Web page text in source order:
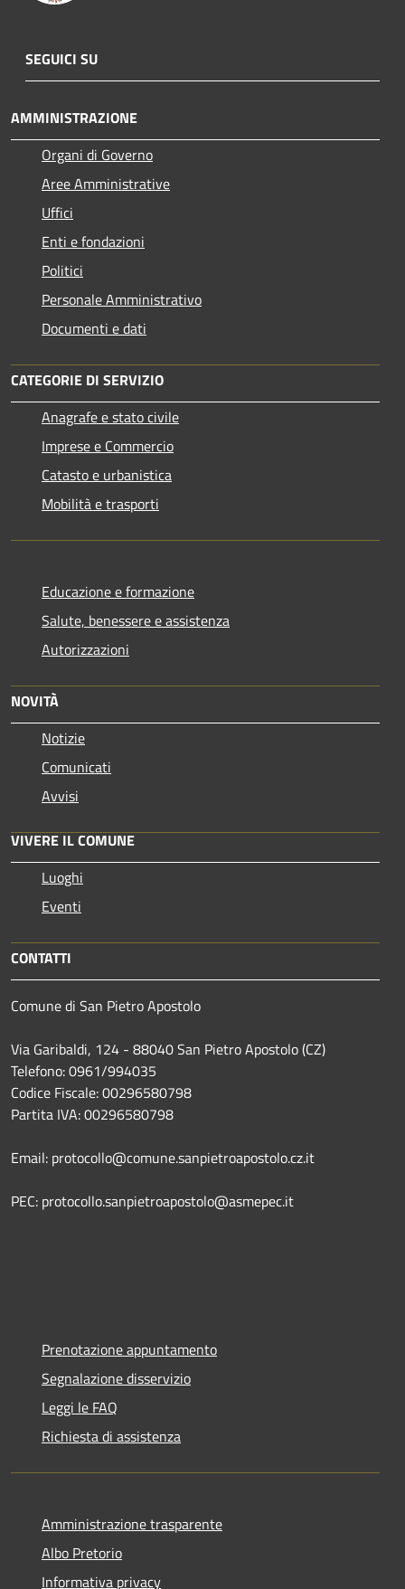
SEGUICI SU
AMMINISTRAZIONE
Organi di Governo
Aree Amministrative
Uffici
Enti e fondazioni
Politici
Personale Amministrativo
Documenti e dati
CATEGORIE DI SERVIZIO
Anagrafe e stato civile
Imprese e Commercio
Catasto e urbanistica
Mobilità e trasporti
Educazione e formazione
Salute, benessere e assistenza
Autorizzazioni
NOVITÀ
Notizie
Comunicati
Avvisi
VIVERE IL COMUNE
Luoghi
Eventi
CONTATTI
Comune di San Pietro Apostolo
Via Garibaldi, 124 - 88040 San Pietro Apostolo (CZ)
Telefono: 0961/994035
Codice Fiscale: 00296580798
Partita IVA: 00296580798
Email: protocollo@comune.sanpietroapostolo.cz.it
PEC: protocollo.sanpietroapostolo@asmepec.it
Prenotazione appuntamento
Segnalazione disservizio
Leggi le FAQ
Richiesta di assistenza
Amministrazione trasparente
Albo Pretorio
Informativa privacy